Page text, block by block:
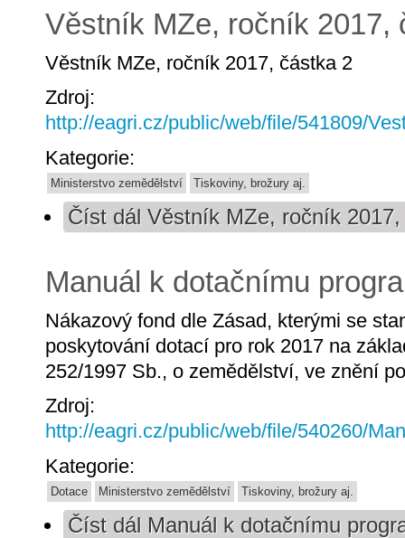
Věstník MZe, ročník 2017,
Věstník MZe, ročník 2017, částka 2
Zdroj:
http://eagri.cz/public/web/file/541809/
Kategorie:
Ministerstvo zemědělství Tiskoviny, brožury aj.
Číst dál Věstník MZe, ročník
Manuál k dotačnímu
Nákazový fond dle Zásad, kterými se
poskytování dotací pro rok 2017 na
252/1997 Sb., o zemědělství, ve znění
Zdroj:
http://eagri.cz/public/web/file/540260/
Kategorie:
Dotace Ministerstvo zemědělství Tiskoviny, brožury aj.
Číst dál Manuál k dotačnímu